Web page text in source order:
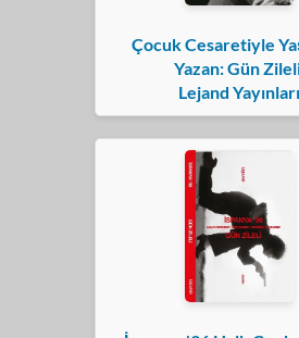
Çocuk Cesaretiyle
Yazan: Gün
Lejand Yayınları